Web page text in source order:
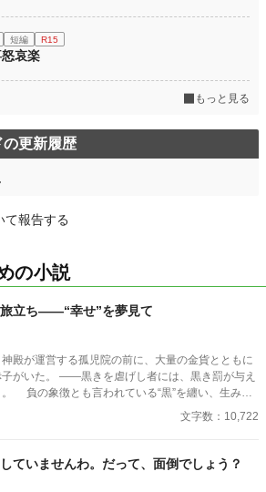
短編 R15
哀楽
もっと見る
の更新履歴
て報告する
の小説
立ち――“幸せ”を夢見て
殿が運営する孤児院の前に、大量の金貨とともに
がいた。 ——黒きを虐げし者には、黒き罰が与え
。 負の象徴とも言われている“黒”を纏い、生みの
アイラは、孤立しながらも「強さ」を求め、己を
「いって、きます」 恩師の言葉を
イラの、初めての旅立ち。
文字数：10,722
ていませんわ。だって、面倒でしょう？